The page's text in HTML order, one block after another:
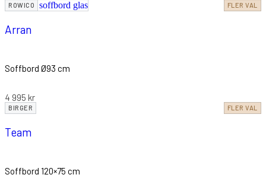
ROWICO FLER VAL
Arran
Soffbord Ø93 cm
4 995 kr
BIRGER FLER VAL
Team
Soffbord 120×75 cm